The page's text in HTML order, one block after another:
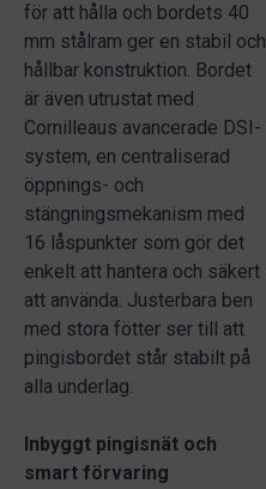
för att hålla och bordets 40
mm stålram ger en stabil och
hållbar konstruktion. Bordet
är även utrustat med
Cornilleaus avancerade DSI-
system, en centraliserad
öppnings- och
stängningsmekanism med
16 låspunkter som gör det
enkelt att hantera och säkert
att använda. Justerbara ben
med stora fötter ser till att
pingisbordet står stabilt på
alla underlag.
Inbyggt pingisnät och
smart förvaring